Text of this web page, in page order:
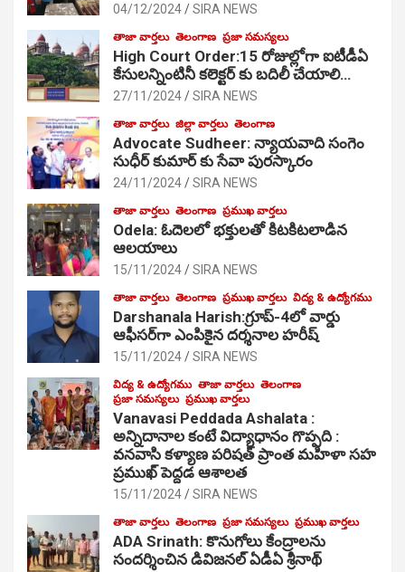
04/12/2024 SIRA NEWS
తాజా వార్తలు తెలంగాణ ప్రజా సమస్యలు
High Court Order:15 రోజుల్లోగా ఐటీడీఏ
కేసులన్నింటినీ కలెక్టర్ కు బదిలీ చేయాలి…
27/11/2024 SIRA NEWS
తాజా వార్తలు జిల్లా వార్తలు తెలంగాణ
Advocate Sudheer: న్యాయవాది సంగెం
సుధీర్ కుమార్ కు సేవా పురస్కారం
24/11/2024 SIRA NEWS
తాజా వార్తలు తెలంగాణ ప్రముఖ వార్తలు
Odela: ఓదెల‌లో భక్తులతో కిటకిటలాడిన
ఆల‌యాలు
15/11/2024 SIRA NEWS
తాజా వార్తలు తెలంగాణ ప్రముఖ వార్తలు విద్య & ఉద్యోగము
Darshanala Harish:గ్రూప్-4లో వార్డు
ఆఫీసర్‌గా ఎంపికైన దర్శనాల హరీష్
15/11/2024 SIRA NEWS
విద్య & ఉద్యోగము తాజా వార్తలు తెలంగాణ
ప్రజా సమస్యలు ప్రముఖ వార్తలు
Vanavasi Peddada Ashalata :
అన్నిదానాల కంటే విద్యాధానం గొప్పది :
వనవాసి కళ్యాణ పరిషత్ ప్రాంత మహిళా సహ
ప్రముఖ్ పెద్దడ ఆశాలత
15/11/2024 SIRA NEWS
తాజా వార్తలు తెలంగాణ ప్రజా సమస్యలు ప్రముఖ వార్తలు
ADA Srinath: కొనుగోలు కేంద్రాల‌ను
సంద‌ర్శించిన డివిజనల్ ఏడీఏ శ్రీనాథ్